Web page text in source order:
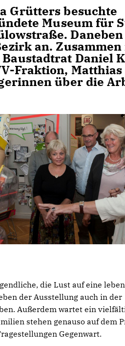
Grüttersbesuchte
Museum für
an.
Baustadtrat Daniel
Fraktion, Matthias
über die
die Lust auf eine
der Ausstellung auch in der
Außerdem wartet ein
stehen genauso auf dem
Gegenwart.